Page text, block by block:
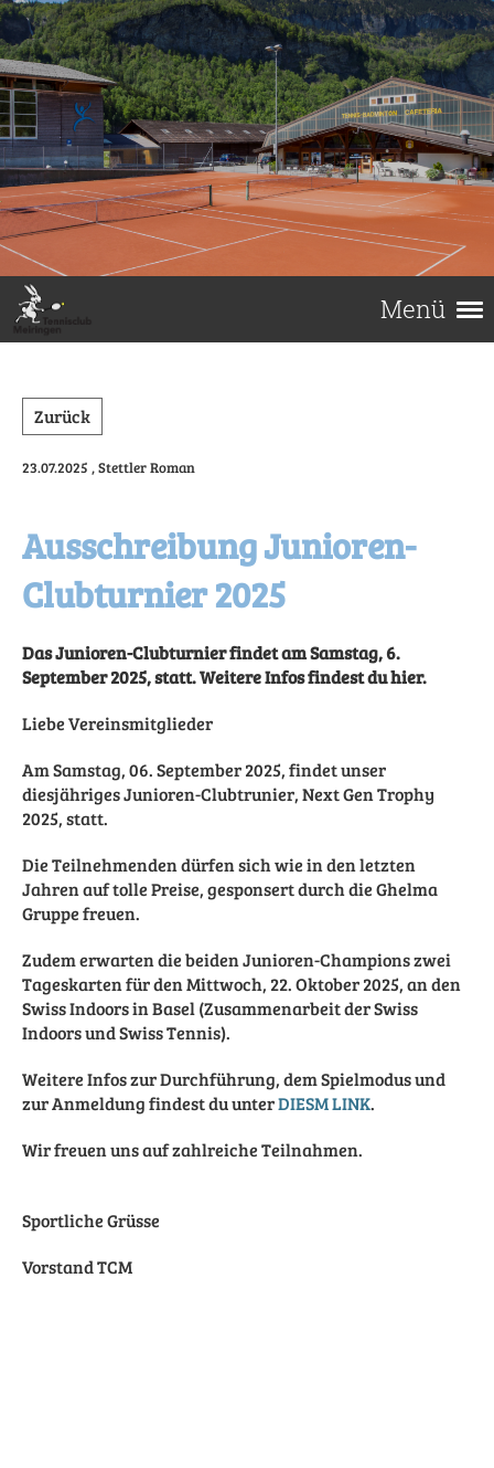
Menü
Zurück
23.07.2025 , Stettler Roman
Ausschreibung Junioren-
Clubturnier 2025
Das Junioren-Clubturnier findet am Samstag, 6.
September 2025, statt. Weitere Infos findest du hier.
Liebe Vereinsmitglieder
Am Samstag, 06. September 2025, findet unser
diesjähriges Junioren-Clubtrunier, Next Gen Trophy
2025, statt.
Die Teilnehmenden dürfen sich wie in den letzten
Jahren auf tolle Preise, gesponsert durch die Ghelma
Gruppe freuen.
Zudem erwarten die beiden Junioren-Champions zwei
Tageskarten für den Mittwoch, 22. Oktober 2025, an den
Swiss Indoors in Basel (Zusammenarbeit der Swiss
Indoors und Swiss Tennis).
Weitere Infos zur Durchführung, dem Spielmodus und
zur Anmeldung findest du unterDIESM LINK.
Wir freuen uns auf zahlreiche Teilnahmen.
Sportliche Grüsse
Vorstand TCM